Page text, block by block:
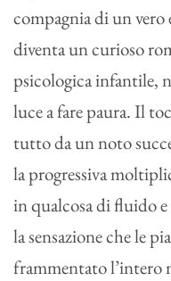
compagnia di un
diventa un curioso
psicologica infantile,
luce a fare paura. Il
tutto da un noto
la progressiva
in qualcosa di fluido
la sensazione che le
frammentato l’intero